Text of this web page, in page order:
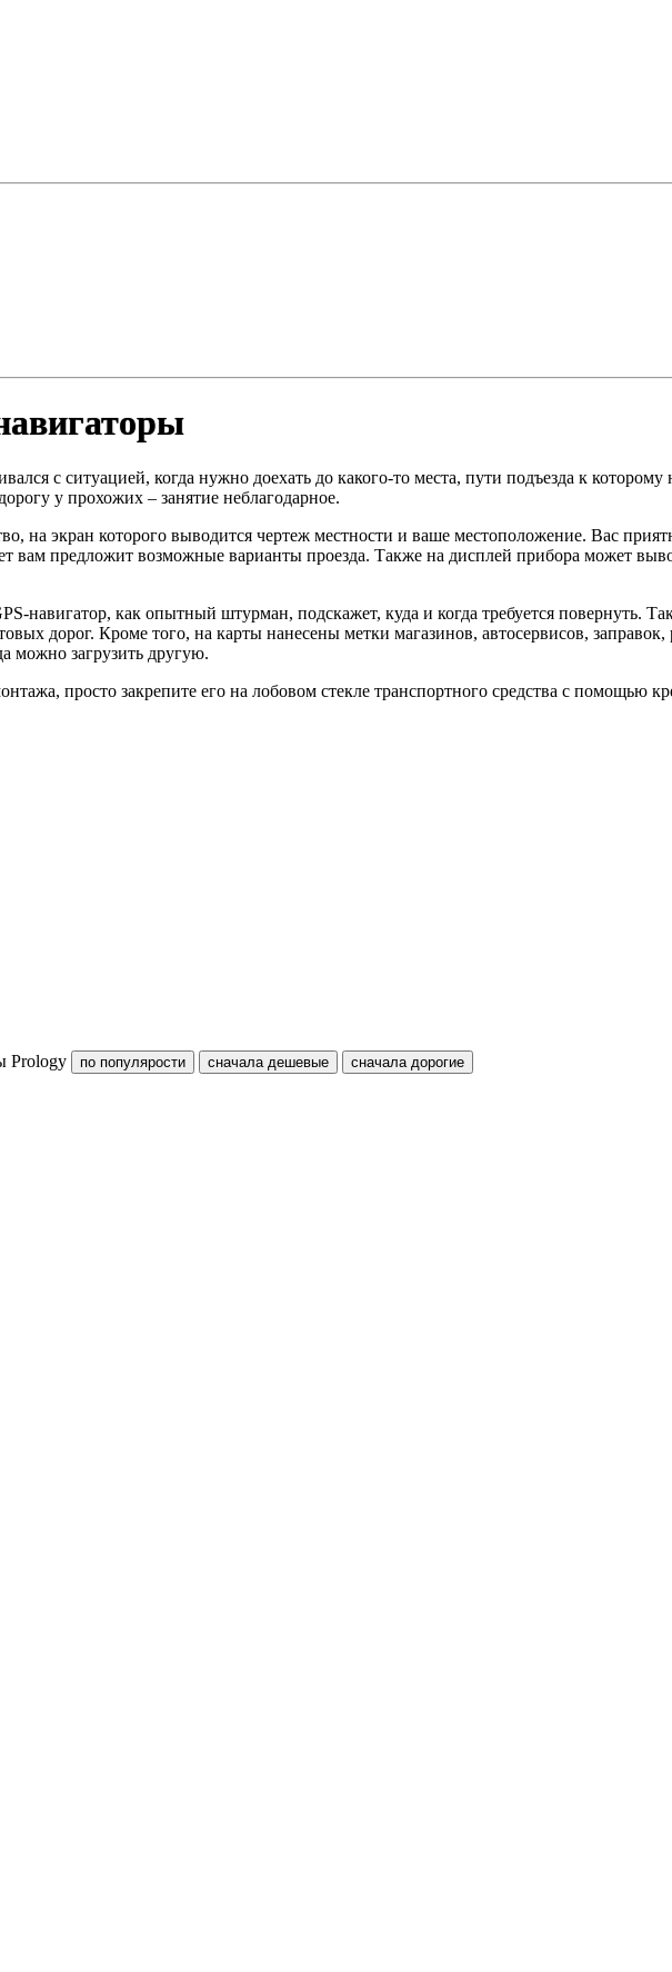
с ситуацией, когда нужно доехать до какого-то места, пути подъезда к
у прохожих – занятие неблагодарное.
на экран которого выводится чертеж местности и ваше местоположение. Вас
вам предложит возможные варианты проезда. Также на дисплей прибора может
навигатор, как опытный штурман, подскажет, куда и когда требуется повернуть.
дорог. Кроме того, на карты нанесены метки магазинов, автосервисов,
можно загрузить другую.
просто закрепите его на лобовом стекле транспортного средства с помощью
Prology